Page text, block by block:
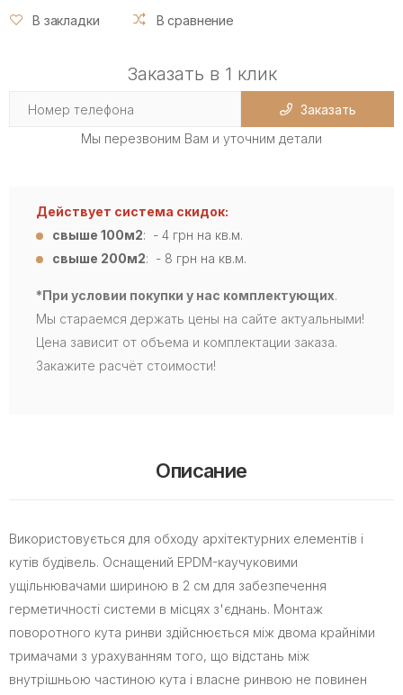
В закладки В сравнение
Заказать в 1 клик
Заказать
Мы перезвоним Вам и уточним детали
Действует система скидок:
свыше 100м2: - 4 грн на кв.м.
свыше 200м2: - 8 грн на кв.м.
*При условии покупки у нас комплектующих.
Мы стараемся держать цены на сайте актуальными!
Цена зависит от объема и комплектации заказа.
Закажите расчёт стоимости!
Описание
Використовується для обходу архітектурних елементів і
кутів будівель. Оснащений EPDM-каучуковими
ущільнювачами шириною в 2 см для забезпечення
герметичності системи в місцях з'єднань. Монтаж
поворотного кута ринви здійснюється між двома крайніми
тримачами з урахуванням того, що відстань між
внутрішньою частиною кута і власне ринвою не повинен